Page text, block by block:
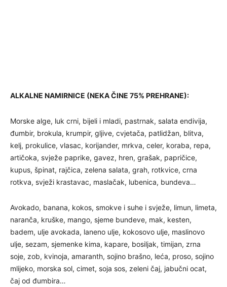
ALKALNE NAMIRNICE (NEKA ČINE 75% PREHRANE):
Morske alge, luk crni, bijeli i mladi, pastrnak, salata endivija,
đumbir, brokula, krumpir, gljive, cvjetača, patlidžan, blitva,
kelj, prokulice, vlasac, korijander, mrkva, celer, koraba, repa,
artičoka, svježe paprike, gavez, hren, grašak, papričice,
kupus, špinat, rajčica, zelena salata, grah, rotkvice, crna
rotkva, svježi krastavac, maslačak, lubenica, bundeva…
Avokado, banana, kokos, smokve i suhe i svježe, limun, limeta,
naranča, kruške, mango, sjeme bundeve, mak, kesten,
badem, ulje avokada, laneno ulje, kokosovo ulje, maslinovo
ulje, sezam, sjemenke kima, kapare, bosiljak, timijan, zrna
soje, zob, kvinoja, amaranth, sojino brašno, leća, proso, sojino
mlijeko, morska sol, cimet, soja sos, zeleni čaj, jabučni ocat,
čaj od đumbira…